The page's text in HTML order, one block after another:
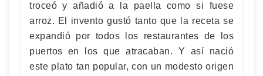
troceó y añadió a la paella como si fuese
arroz. El invento gustó tanto que la receta se
expandió por todos los restaurantes de los
puertos en los que atracaban. Y así nació
este plato tan popular, con un modesto origen